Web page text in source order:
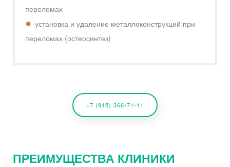
переломах
установка и удаление металлоконструкций при
переломах (остеосинтез)
+7 (915) 366-71-11
ПРЕИМУЩЕСТВА КЛИНИКИ